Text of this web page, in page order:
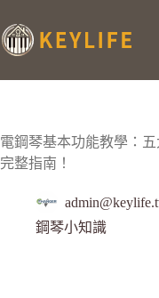
電鋼琴基本功能教學：
完整指南！
鋼琴小知識